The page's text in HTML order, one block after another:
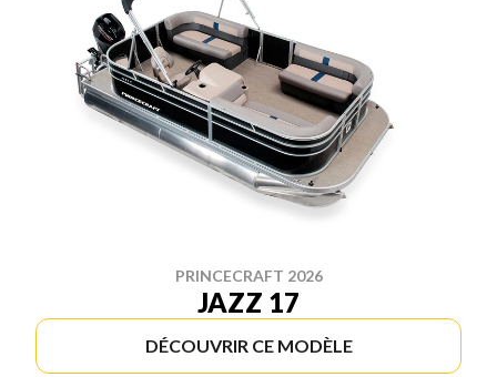
PRINCECRAFT 2026
JAZZ 17
DÉCOUVRIR CE MODÈLE